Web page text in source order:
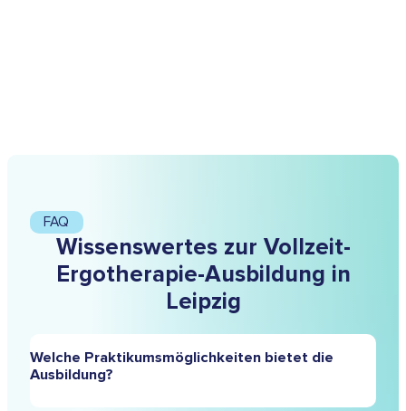
FAQ
Wissenswertes zur Vollzeit-
Ergotherapie-Ausbildung in
Leipzig
Welche Praktikumsmöglichkeiten bietet die
Ausbildung?